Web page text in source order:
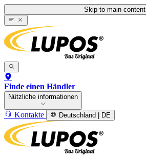
Skip to main content
Finde einen Händler
Nützliche informationen
Kontakte Deutschland | DE